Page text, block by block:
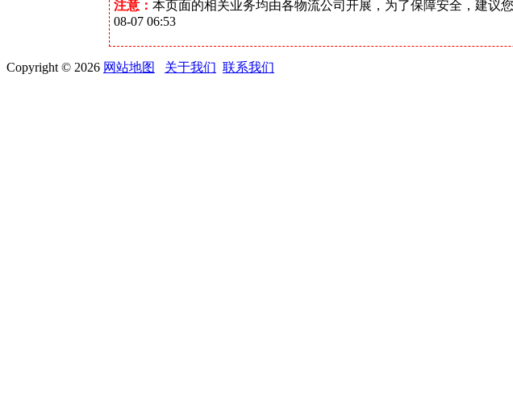
注意： 本页面的相关业务均由各物流公司开展，为了保障安全，建议
08-07 06:53
Copyright © 2026 网站地图 关于我们 联系我们